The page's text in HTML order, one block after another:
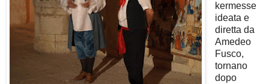
kermesse
ideata e
diretta da
Amedeo
Fusco,
tornano
dopo